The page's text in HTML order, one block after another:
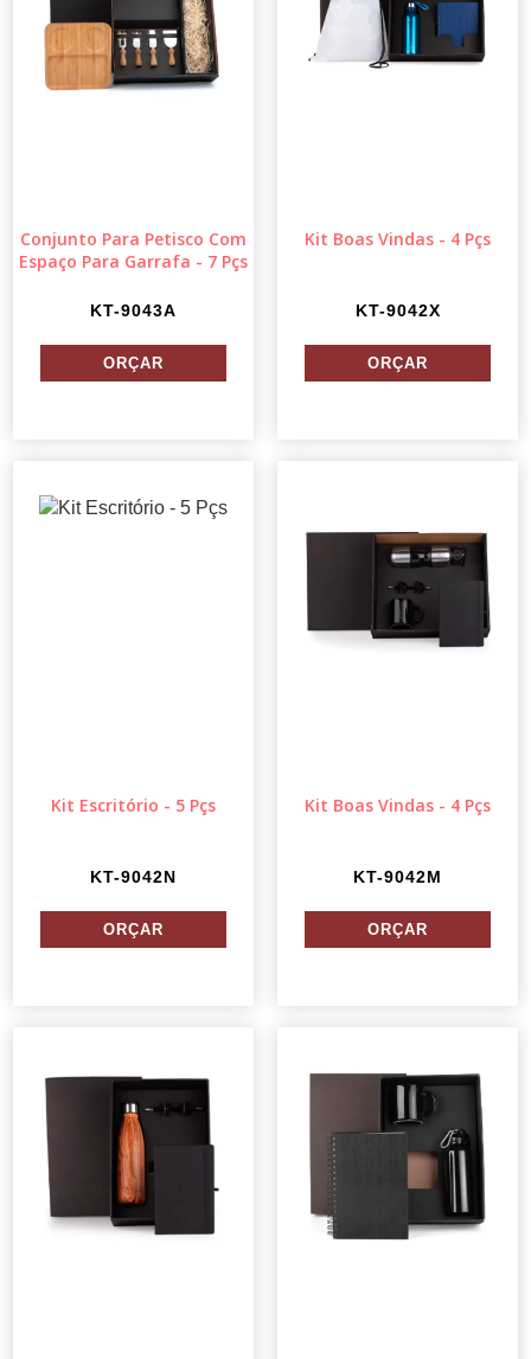
Conjunto Para Petisco Com
Espaço Para Garrafa - 7 Pçs
KT-9043A
Kit Boas Vindas - 4 Pçs
KT-9042X
Kit Escritório - 5 Pçs
KT-9042N
Kit Boas Vindas - 4 Pçs
KT-9042M